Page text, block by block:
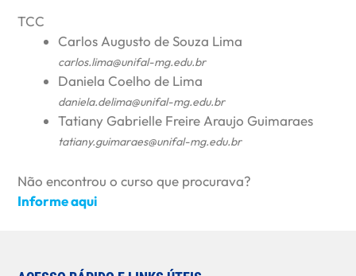
TCC
Carlos Augusto de Souza Lima
carlos.lima@unifal-mg.edu.br
Daniela Coelho de Lima
daniela.delima@unifal-mg.edu.br
Tatiany Gabrielle Freire Araujo Guimaraes
tatiany.guimaraes@unifal-mg.edu.br
Não encontrou o curso que procurava?
Informe aqui